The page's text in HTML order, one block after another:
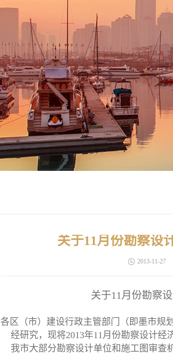
关于11月份勘察设
2013-11-27
关于11月份勘察
各区（市）建设行政主管部门（即墨市规
经研究，现将2013年11月份勘察设计经
我市大部分勘察设计单位和施工图审查